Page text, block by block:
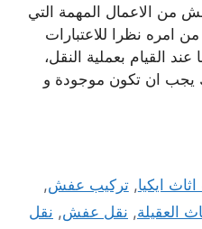
من الاعمال المهمة التي
امره نظرا للاعتبارات
عند القيام بعملية النقل،
يجب ان تكون موجودة و
ايكيا,تركيب عفش,
العقيلة, نقل عفش, نقل